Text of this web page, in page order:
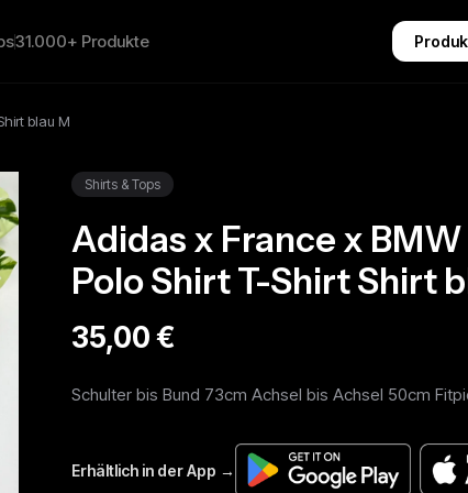
31.000+ Produkte
blau M
Shirts & Tops
Adidas x France x
Polo Shirt T-Shirt Shirt
35,00 €
Schulter bis Bund 73cm Achsel bis Achsel 50cm